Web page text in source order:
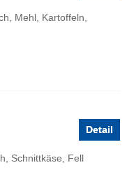
Mehl, Kartoffeln,
Detail
Schnittkäse, Fell